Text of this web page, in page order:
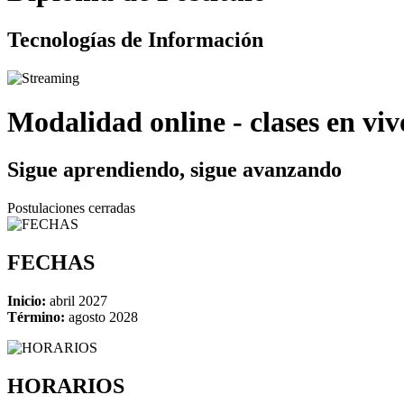
Tecnologías de Información
Modalidad online - clases en
Sigue aprendiendo, sigue avanzando
Postulaciones cerradas
FECHAS
Inicio: abril 2027
Término: agosto 2028
HORARIOS